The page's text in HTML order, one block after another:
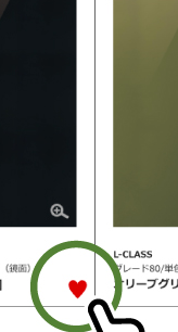
※CORIANカウンター
わせください。